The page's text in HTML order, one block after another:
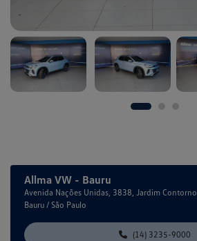
Allma VW - Bauru
Avenida Nações Unidas, 3838, Jardim Contorno
Bauru / São Paulo
(14) 3235-9000